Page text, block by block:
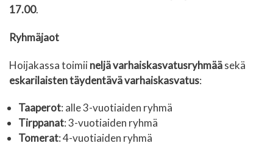
17.00.
Ryhmäjaot
Hoijakassa toimiineljä varhaiskasvatusryhmääsekä
eskarilaisten täydentävä varhaiskasvatus:
Taaperot: alle 3-vuotiaiden ryhmä
Tirppanat: 3-vuotiaiden ryhmä
Tomerat: 4-vuotiaiden ryhmä